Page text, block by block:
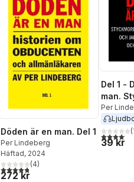
röster:
Döden är en man. Del 1
Per Lindeberg
Häftad, 2024
4,8utav 5 stjärnor. Totalt antal röster:
(4)
272 kr
Del 1 -
man.
Catrine
jakten
och
Per
4,1utav 5(
39 kr